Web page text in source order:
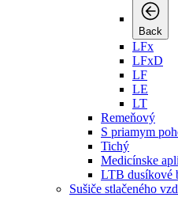
Back
LFx
LFxD
LF
LE
LT
Remeňový
S priamym
Tichý
Medicínske
LTB dusíkové
Sušiče stlačeného